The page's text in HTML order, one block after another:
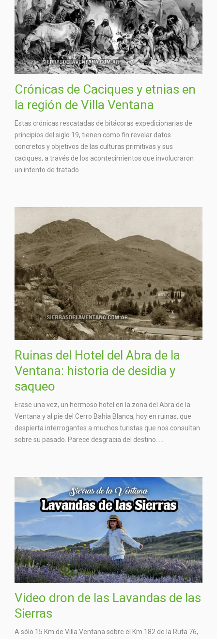
Crónicas de Caciques y etnias en
la región de Villa Ventana
Estas crónicas rescatadas de bitácoras expedicionarias de
principios del siglo 19, tienen como fin revelar datos
concretos y objetivos de las culturas primitivas y sus
caciques, a través de los acontecimientos que involucraron
un intento de tratado...
Ruinas del Hotel del Abra de la
Ventana: historia de desidia y
saqueo
Erase una vez, un hermoso hotel en la zona del Abra de la
Ventana y al pie del Cerro Bahía Blanca, hoy en ruinas, que
despierta interrogantes a muchos turistas que nos consultan
sobre su pasado. Parece desgracia del destino…...
Video dron de las Lavandas de las
Sierras
A sólo 15 Km de Villa Ventana sobre el Km 182 de la Ruta 76,